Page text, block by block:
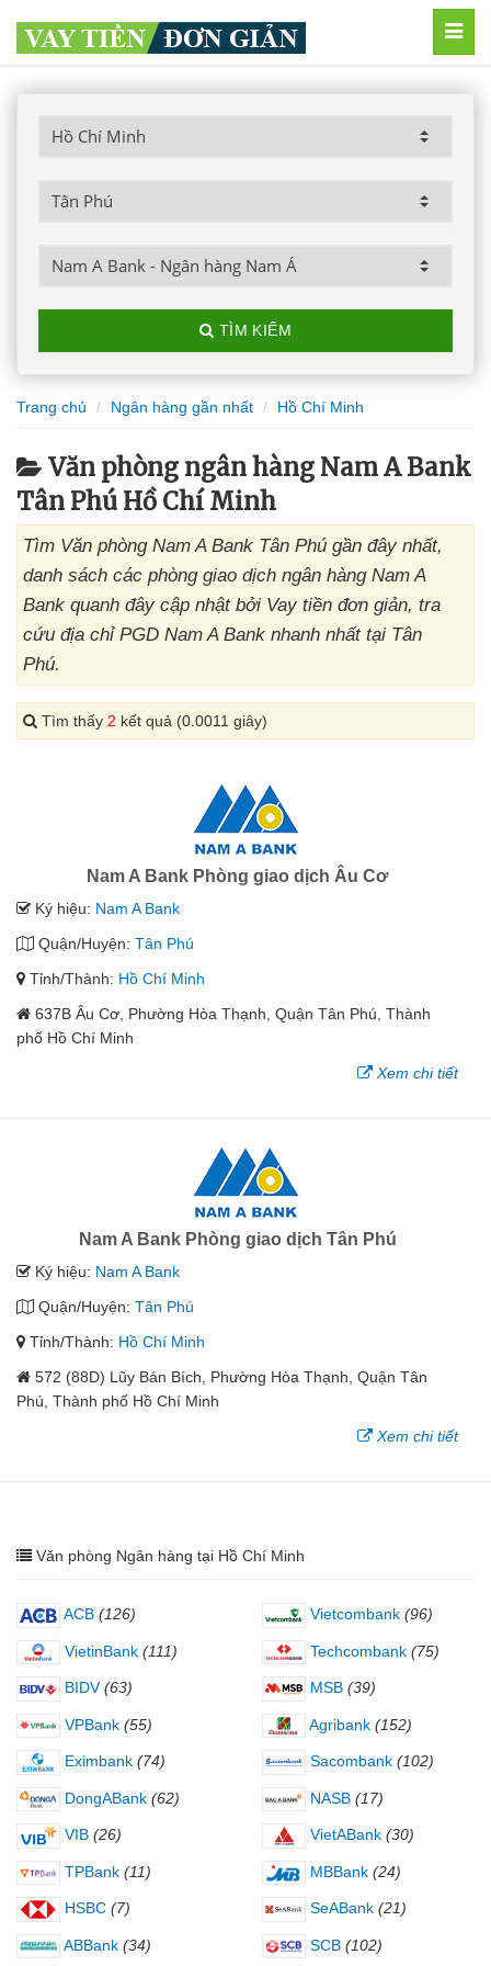
TÌM KIẾM
Trang chủ Ngân hàng gần nhất Hồ Chí Minh
Văn phòng ngân hàng Nam A Bank
Tân Phú Hồ Chí Minh
Tìm Văn phòng Nam A Bank Tân Phú gần đây nhất,
danh sách các phòng giao dịch ngân hàng Nam A
Bank quanh đây cập nhật bởi Vay tiền đơn giản, tra
cứu địa chỉ PGD Nam A Bank nhanh nhất tại Tân
Phú.
Tìm thấy 2 kết quả (0.0011 giây)
Nam A Bank Phòng giao dịch Âu Cơ
Ký hiệu: Nam A Bank
Quận/Huyện: Tân Phú
Tỉnh/Thành: Hồ Chí Minh
637B Âu Cơ, Phường Hòa Thạnh, Quận Tân Phú, Thành
phố Hồ Chí Minh
Xem chi tiết
Nam A Bank Phòng giao dịch Tân Phú
Ký hiệu: Nam A Bank
Quận/Huyện: Tân Phú
Tỉnh/Thành: Hồ Chí Minh
572 (88D) Lũy Bán Bích, Phường Hòa Thạnh, Quận Tân
Phú, Thành phố Hồ Chí Minh
Xem chi tiết
Văn phòng Ngân hàng tại Hồ Chí Minh
ACB (126) Vietcombank (96)
VietinBank (111) Techcombank (75)
BIDV (63) MSB (39)
VPBank (55) Agribank (152)
Eximbank (74) Sacombank (102)
DongABank (62) NASB (17)
VIB (26) VietABank (30)
TPBank (11) MBBank (24)
HSBC (7) SeABank (21)
ABBank (34) SCB (102)